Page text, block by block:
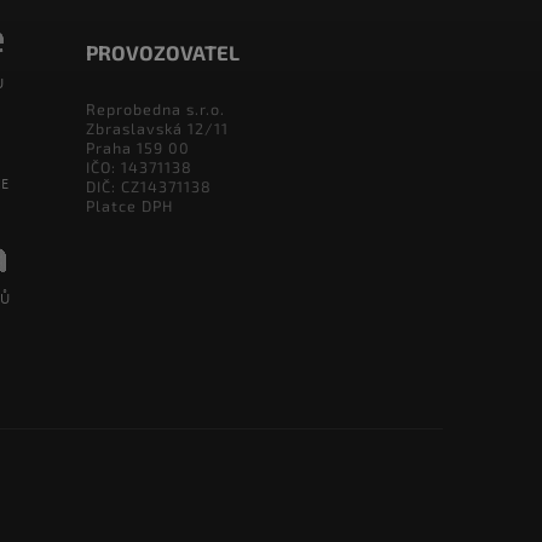
PROVOZOVATEL
Reprobedna s.r.o.
Zbraslavská 12/11
Praha 159 00
IČO: 14371138
DIČ: CZ14371138
Platce DPH